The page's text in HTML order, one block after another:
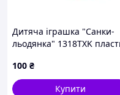
Дитяча іграшка "Санки-
льодянка" 1318TXK
100 ₴
Купити